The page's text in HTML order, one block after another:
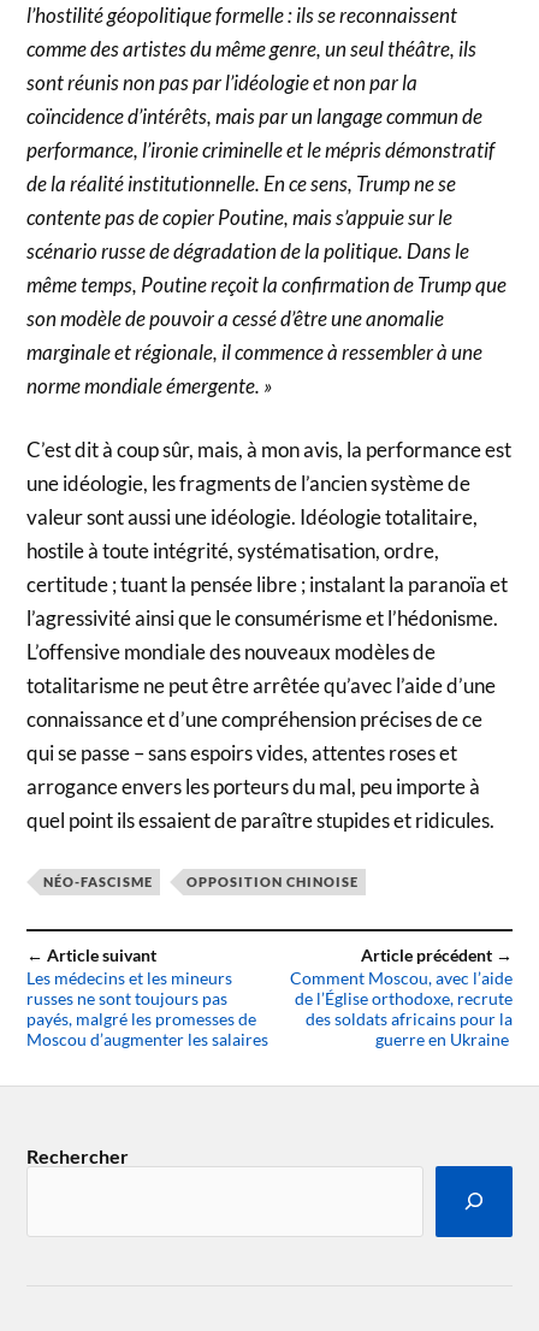
l’hostilité géopolitique formelle : ils se reconnaissent
comme des artistes du même genre, un seul théâtre, ils
sont réunis non pas par l’idéologie et non par la
coïncidence d’intérêts, mais par un langage commun de
performance, l’ironie criminelle et le mépris démonstratif
de la réalité institutionnelle. En ce sens, Trump ne se
contente pas de copier Poutine, mais s’appuie sur le
scénario russe de dégradation de la politique. Dans le
même temps, Poutine reçoit la confirmation de Trump que
son modèle de pouvoir a cessé d’être une anomalie
marginale et régionale, il commence à ressembler à une
norme mondiale émergente. »
C’est dit à coup sûr, mais, à mon avis, la performance est
une idéologie, les fragments de l’ancien système de
valeur sont aussi une idéologie. Idéologie totalitaire,
hostile à toute intégrité, systématisation, ordre,
certitude ; tuant la pensée libre ; instalant la paranoïa et
l’agressivité ainsi que le consumérisme et l’hédonisme.
L’offensive mondiale des nouveaux modèles de
totalitarisme ne peut être arrêtée qu’avec l’aide d’une
connaissance et d’une compréhension précises de ce
qui se passe – sans espoirs vides, attentes roses et
arrogance envers les porteurs du mal, peu importe à
quel point ils essaient de paraître stupides et ridicules.
NÉO-FASCISME OPPOSITION CHINOISE
← Article suivant
Les médecins et les mineurs
russes ne sont toujours pas
payés, malgré les promesses de
Moscou d’augmenter les salaires
Article précédent →
Comment Moscou, avec l’aide
de l’Église orthodoxe, recrute
des soldats africains pour la
guerre en Ukraine
Rechercher